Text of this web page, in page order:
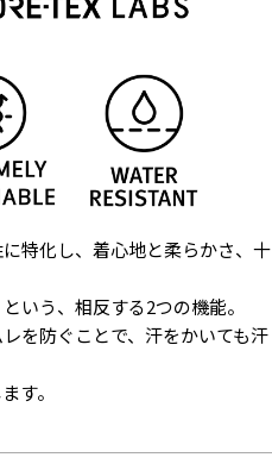
特化し、着心地と柔らかさ、十
いう、相反する2つの機能。
を防ぐことで、汗をかいても汗
す。